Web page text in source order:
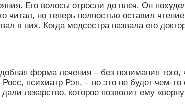
Его волосы отросли до плеч. Он
читал, но теперь полностью оставил
в них. Когда медсестра назвала его
форма лечения – без понимания того,
психиатр Рэя, – но это не будет чем-
лекарство, которое позволит ему «